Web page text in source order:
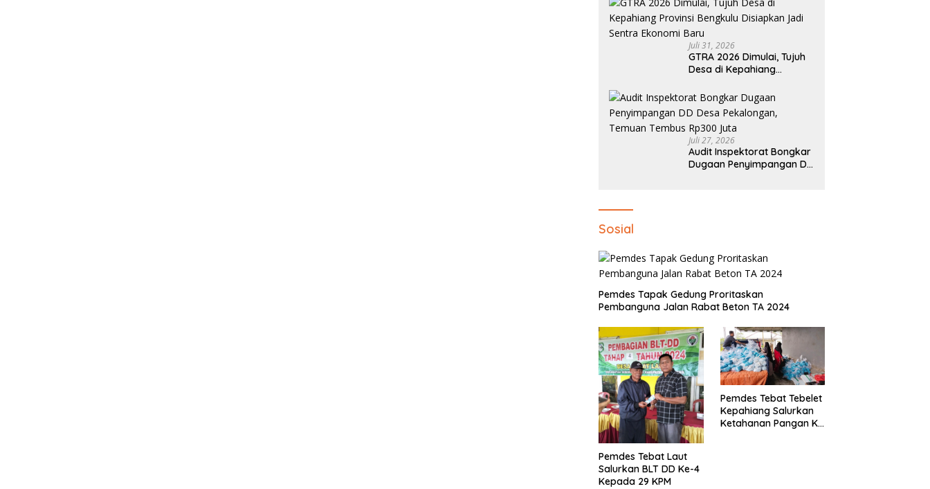
Juli 31, 2026
GTRA 2026 Dimulai, Tujuh
Desa di Kepahiang
Disiapkan Jadi Sentra
Ekonomi Baru
Juli 27, 2026
Audit Inspektorat Bongkar
Dugaan Penyimpangan DD
Sosial
Pemdes Tapak Gedung Proritaskan
Pembanguna Jalan Rabat Beton TA 2024
Pemdes Tebat Laut
Salurkan BLT DD Ke-4
Kepada 29 KPM
Pemdes Tebat Tebelet
Kepahiang Salurkan
Ketahanan Pangan Ke